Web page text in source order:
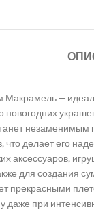
—
новогодних
что делает
аксессуаров,
для создания
даже при